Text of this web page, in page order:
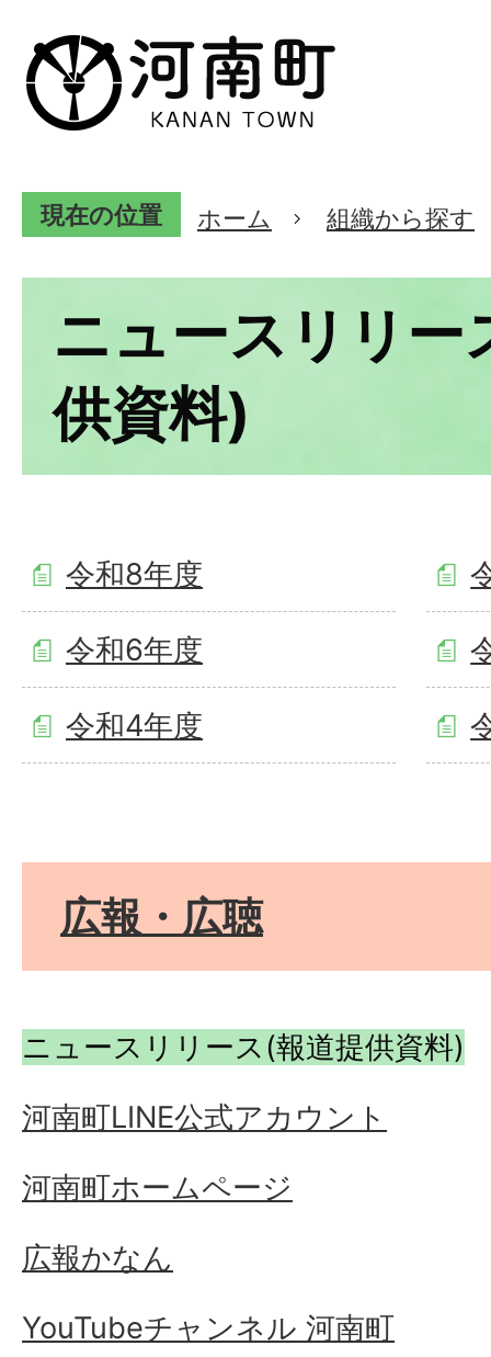
現在の位置 ホーム 組織から探す
ニュースリリー
供資料)
令和8年度
令和6年度
令和4年度
広報・広聴
ニュースリリース(報道提供資料)
河南町LINE公式アカウント
河南町ホームページ
広報かなん
YouTubeチャンネル 河南町